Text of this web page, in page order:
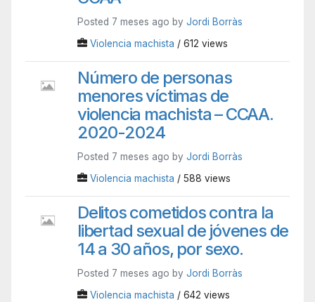
Posted 7 meses ago by Jordi Borràs
Violencia machista / 612 views
Número de personas
menores víctimas de
violencia machista – CCAA.
2020-2024
Posted 7 meses ago by Jordi Borràs
Violencia machista / 588 views
Delitos cometidos contra la
libertad sexual de jóvenes de
14 a 30 años, por sexo.
Posted 7 meses ago by Jordi Borràs
Violencia machista / 642 views